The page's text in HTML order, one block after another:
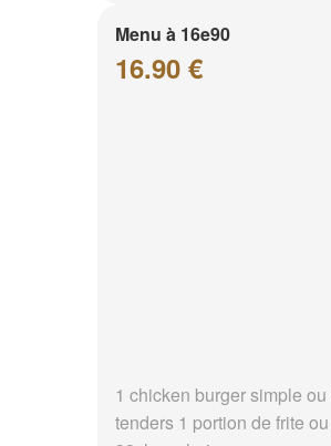
Menu à 16e90
16.90 €
1 chicken burger simple
tenders 1 portion de frite